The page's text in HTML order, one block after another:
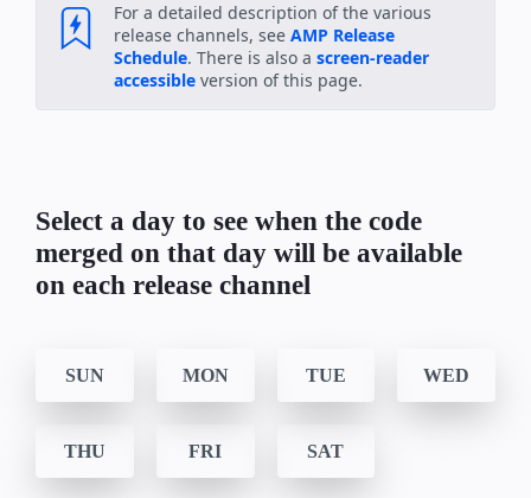
For a detailed description of the various
release channels, see AMP Release
Schedule. There is also a screen-reader
accessible version of this page.
Select a day to see when the code
merged on that day will be available
on each release channel
SUN MON TUE WED
THU FRI SAT